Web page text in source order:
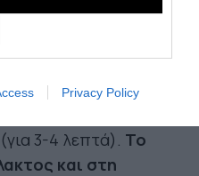
Privacy Policy
μπολ το παγωμένο
με μίξερ μέχρι να
αφράτο, για περίπου
τη σαντιγί
3-4 λεπτά). Το
και στη